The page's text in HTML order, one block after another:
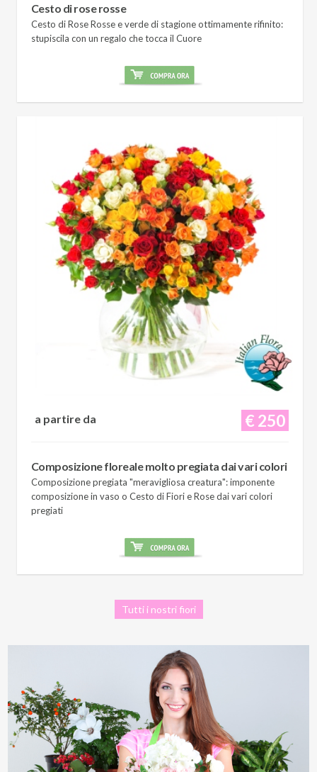
Cesto di rose rosse
Cesto di Rose Rosse e verde di stagione ottimamente rifinito:
stupiscila con un regalo che tocca il Cuore
€ 250
a partire da
Composizione floreale molto pregiata dai vari colori
Composizione pregiata "meravigliosa creatura": imponente
composizione in vaso o Cesto di Fiori e Rose dai vari colori
pregiati
Tutti i nostri fiori